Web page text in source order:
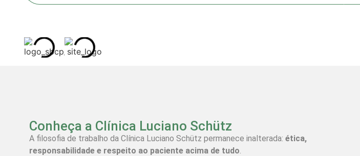
Conheça a Clínica Luciano Schütz
A filosofia de trabalho da Clínica Luciano Schütz permanece inalterada: ética,
responsabilidade e respeito ao paciente acima de tudo.